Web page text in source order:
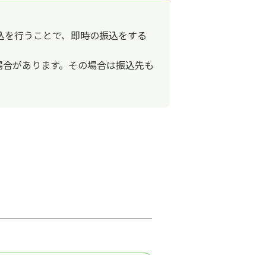
行うことで、即時の振込をする
があります。その場合は振込先も